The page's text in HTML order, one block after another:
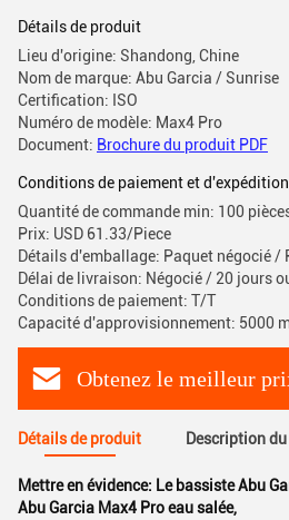
Détails de produit
Lieu d'origine: Shandong, Chine
Nom de marque: Abu Garcia / Sunrise
Certification: ISO
Numéro de modèle: Max4 Pro
Document: Brochure du produit PDF
Conditions de paiement et d'expédition
Quantité de commande min: 100
Prix: USD 61.33/Piece
Détails d'emballage: Paquet négocié /
Délai de livraison: Négocié / 20 jours
Conditions de paiement: T/T
Capacité d'approvisionnement: 5000
Obtenez le meilleur
Détails de produit Description
Mettre en évidence: Le bassiste Abu
Abu Garcia Max4 Pro eau salée,